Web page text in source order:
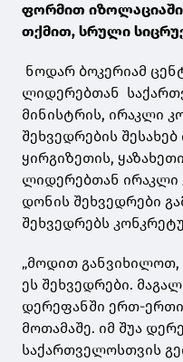
ფორმით იზოლაციაში
თქმით, სრული
ნოდარ ბოკერიამ
ლიდერებთან
მინისტრის, ირაკლი
შეხვედრების
ყირგიზეთის,
ლიდერებთან ირაკლი
დონის შეხვედრები
შეხვედრებს
„მოდით განვიხილოთ,
ეს შეხვედრები.
დერეფანში ერთ-
მოთამაშე. იმ შუა
საქართველოსთვის